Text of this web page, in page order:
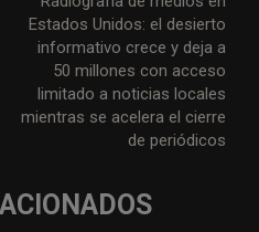
Estados Unidos: el desierto
informativo crece y deja a
50 millones con acceso
limitado a noticias locales
mientras se acelera el cierre
de periódicos